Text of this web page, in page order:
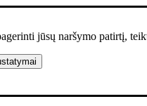
jūsų naršymo patirtį,